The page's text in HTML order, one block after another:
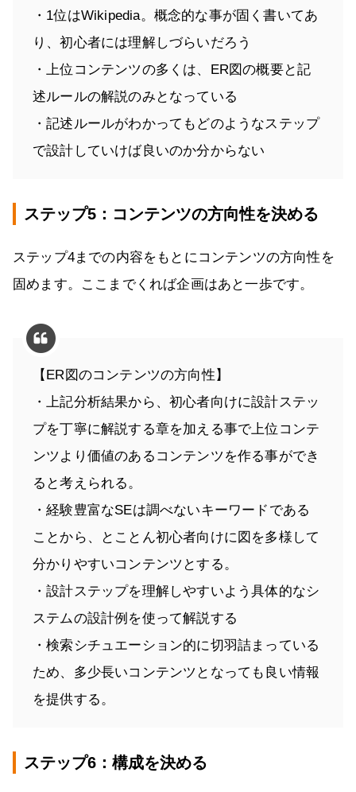
・1位はWikipedia。概念的な事が固く書いてあ
り、初心者には理解しづらいだろう
・上位コンテンツの多くは、ER図の概要と記
述ルールの解説のみとなっている
・記述ルールがわかってもどのようなステップ
で設計していけば良いのか分からない
ステップ5：コンテンツの方向性を決める
ステップ4までの内容をもとにコンテンツの方向性を
固めます。ここまでくれば企画はあと一歩です。
【ER図のコンテンツの方向性】
・上記分析結果から、初心者向けに設計ステッ
プを丁寧に解説する章を加える事で上位コンテ
ンツより価値のあるコンテンツを作る事ができ
ると考えられる。
・経験豊富なSEは調べないキーワードである
ことから、とことん初心者向けに図を多様して
分かりやすいコンテンツとする。
・設計ステップを理解しやすいよう具体的なシ
ステムの設計例を使って解説する
・検索シチュエーション的に切羽詰まっている
ため、多少長いコンテンツとなっても良い情報
を提供する。
ステップ6：構成を決める